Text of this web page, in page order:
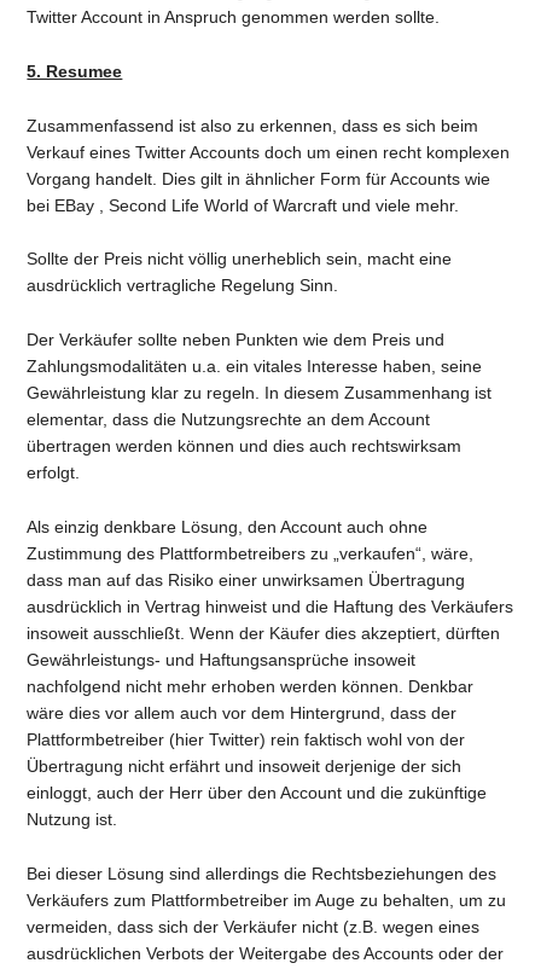
Twitter Account in Anspruch genommen werden sollte.
5. Resumee
Zusammenfassend ist also zu erkennen, dass es sich beim
Verkauf eines Twitter Accounts doch um einen recht komplexen
Vorgang handelt. Dies gilt in ähnlicher Form für Accounts wie
bei EBay , Second Life World of Warcraft und viele mehr.
Sollte der Preis nicht völlig unerheblich sein, macht eine
ausdrücklich vertragliche Regelung Sinn.
Der Verkäufer sollte neben Punkten wie dem Preis und
Zahlungsmodalitäten u.a. ein vitales Interesse haben, seine
Gewährleistung klar zu regeln. In diesem Zusammenhang ist
elementar, dass die Nutzungsrechte an dem Account
übertragen werden können und dies auch rechtswirksam
erfolgt.
Als einzig denkbare Lösung, den Account auch ohne
Zustimmung des Plattformbetreibers zu „verkaufen“, wäre,
dass man auf das Risiko einer unwirksamen Übertragung
ausdrücklich in Vertrag hinweist und die Haftung des Verkäufers
insoweit ausschließt. Wenn der Käufer dies akzeptiert, dürften
Gewährleistungs- und Haftungsansprüche insoweit
nachfolgend nicht mehr erhoben werden können. Denkbar
wäre dies vor allem auch vor dem Hintergrund, dass der
Plattformbetreiber (hier Twitter) rein faktisch wohl von der
Übertragung nicht erfährt und insoweit derjenige der sich
einloggt, auch der Herr über den Account und die zukünftige
Nutzung ist.
Bei dieser Lösung sind allerdings die Rechtsbeziehungen des
Verkäufers zum Plattformbetreiber im Auge zu behalten, um zu
vermeiden, dass sich der Verkäufer nicht (z.B. wegen eines
ausdrücklichen Verbots der Weitergabe des Accounts oder der